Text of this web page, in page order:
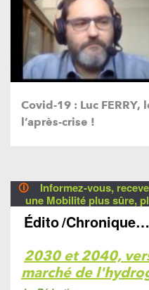
Covid-19 : Luc
l’après-crise !
🛈
Informez-vous,
une Mobilité plus sûre,
Édito/Chronique…
2030 et 2040,
marché de